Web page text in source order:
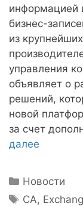
информацией
бизнес-
из
управления
объявляет о
решений,
новой
за счет
далее
Рубрики
Новости
Метки
CA,